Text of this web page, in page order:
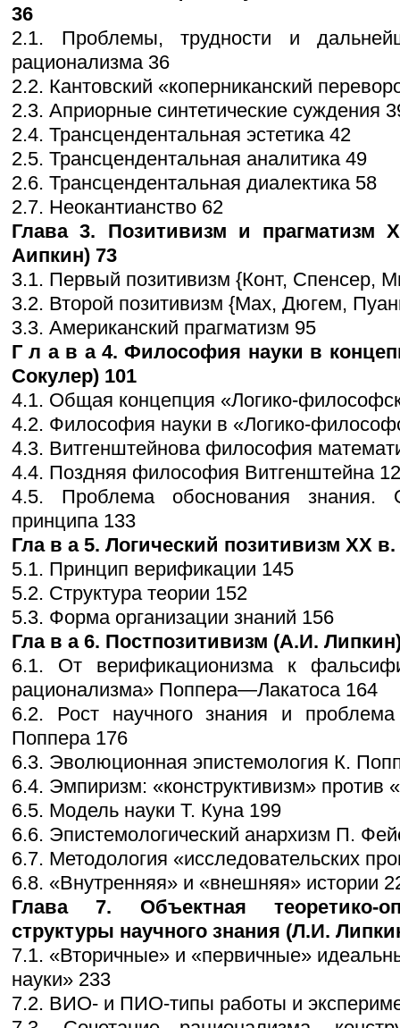
36
2.1. Проблемы, трудности и
рационализма 36
2.2. Кантовский «коперниканский
2.3. Априорные синтетические суждения
2.4. Трансцендентальная эстетика 42
2.5. Трансцендентальная аналитика 49
2.6. Трансцендентальная диалектика 58
2.7. Неокантианство 62
Глава 3. Позитивизм и
Аипкин) 73
3.1. Первый позитивизм {Конт, Спенсер,
3.2. Второй позитивизм {Мах, Дюгем,
3.3. Американский прагматизм 95
Г л а в а 4. Философия науки в
Сокулер) 101
4.1. Общая концепция «Логико-
4.2. Философия науки в «Логико-
4.3. Витгенштейнова философия
4.4. Поздняя философия Витгенштейна
4.5. Проблема обоснования знания.
принципа 133
Гла в а 5. Логический позитивизм XX
5.1. Принцип верификации 145
5.2. Структура теории 152
5.3. Форма организации знаний 156
Гла в а 6. Постпозитивизм (А.И.
6.1. От верификационизма к
рационализма» Поппера—Лакатоса 164
6.2. Рост научного знания и
Поппера 176
6.3. Эволюционная эпистемология К.
6.4. Эмпиризм: «конструктивизм» против
6.5. Модель науки Т. Куна 199
6.6. Эпистемологический анархизм П.
6.7. Методология «исследовательских
6.8. «Внутренняя» и «внешняя» истории
Глава 7. Объектная теоретико-
структуры научного знания (Л.И.
7.1. «Вторичные» и «первичные»
науки» 233
7.2. ВИО- и ПИО-типы работы и